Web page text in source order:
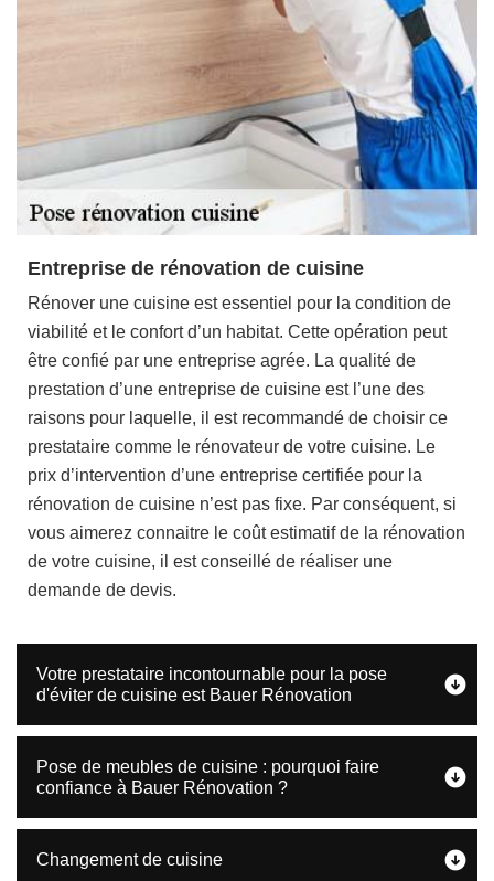
Entreprise de rénovation de cuisine
Rénover une cuisine est essentiel pour la condition de
viabilité et le confort d’un habitat. Cette opération peut
être confié par une entreprise agrée. La qualité de
prestation d’une entreprise de cuisine est l’une des
raisons pour laquelle, il est recommandé de choisir ce
prestataire comme le rénovateur de votre cuisine. Le
prix d’intervention d’une entreprise certifiée pour la
rénovation de cuisine n’est pas fixe. Par conséquent, si
vous aimerez connaitre le coût estimatif de la rénovation
de votre cuisine, il est conseillé de réaliser une
demande de devis.
Votre prestataire incontournable pour la pose
d'éviter de cuisine est Bauer Rénovation
Pose de meubles de cuisine : pourquoi faire
confiance à Bauer Rénovation ?
Changement de cuisine